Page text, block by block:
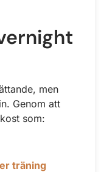
men
Genom att
som:
träning